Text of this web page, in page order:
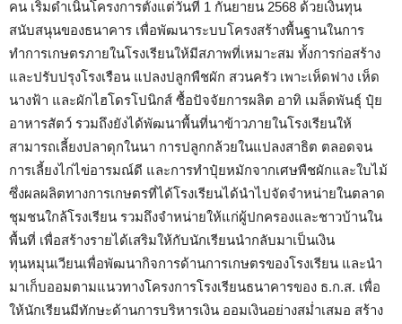
คน เริ่มดำเนินโครงการตั้งแต่วันที่ 1 กันยายน 2568 ด้วยเงินทุน
สนับสนุนของธนาคาร เพื่อพัฒนาระบบโครงสร้างพื้นฐานในการ
ทำการเกษตรภายในโรงเรียนให้มีสภาพที่เหมาะสม ทั้งการก่อสร้าง
และปรับปรุงโรงเรือน แปลงปลูกพืชผัก สวนครัว เพาะเห็ดฟาง เห็ด
นางฟ้า และผักไฮโดรโปนิกส์ ซื้อปัจจัยการผลิต อาทิ เมล็ดพันธุ์ ปุ๋ย
อาหารสัตว์ รวมถึงยังได้พัฒนาพื้นที่นาข้าวภายในโรงเรียนให้
สามารถเลี้ยงปลาดุกในนา การปลูกกล้วยในแปลงสาธิต ตลอดจน
การเลี้ยงไก่ไข่อารมณ์ดี และการทำปุ๋ยหมักจากเศษพืชผักและใบไม้
ซึ่งผลผลิตทางการเกษตรที่ได้โรงเรียนได้นำไปจัดจำหน่ายในตลาด
ชุมชนใกล้โรงเรียน รวมถึงจำหน่ายให้แก่ผู้ปกครองและชาวบ้านใน
พื้นที่ เพื่อสร้างรายได้เสริมให้กับนักเรียนนำกลับมาเป็นเงิน
ทุนหมุนเวียนเพื่อพัฒนากิจการด้านการเกษตรของโรงเรียน และนำ
มาเก็บออมตามแนวทางโครงการโรงเรียนธนาคารของ ธ.ก.ส. เพื่อ
ให้นักเรียนมีทักษะด้านการบริหารเงิน ออมเงินอย่างสม่ำเสมอ สร้าง